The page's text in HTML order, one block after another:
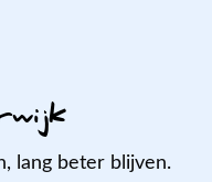
lang beter blijven.